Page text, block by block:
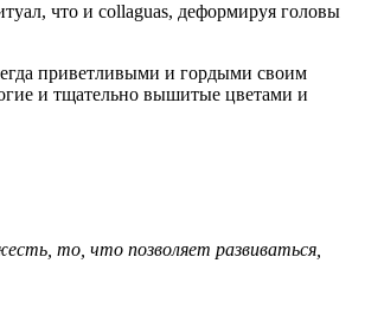
что и collaguas, деформируя головы
приветливыми и гордыми своим
и тщательно вышитые цветами и
то, что позволяет развиваться,